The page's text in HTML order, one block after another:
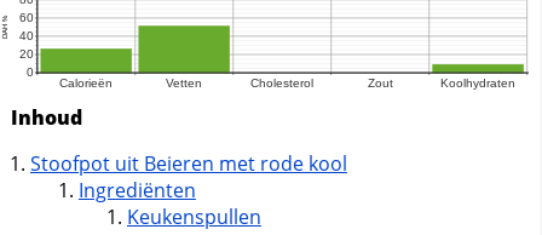
Inhoud
Stoofpot uit Beieren met rode kool
Ingrediënten
Keukenspullen